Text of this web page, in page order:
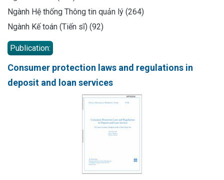
Ngành Hệ thống Thông tin quản lý (264)
Ngành Kế toán (Tiến sĩ) (92)
Publication:
Consumer protection laws and regulations in
deposit and loan services